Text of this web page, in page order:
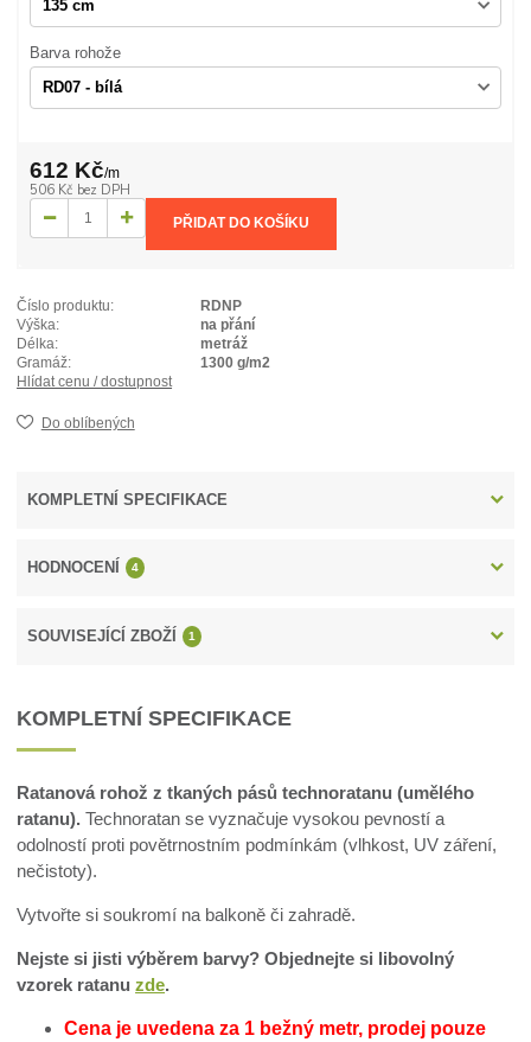
Barva rohože
612 Kč/m
506 Kč bez DPH
PŘIDAT DO KOŠÍKU
Číslo produktu:
RDNP
Výška:
na přání
Délka:
metráž
Gramáž:
1300 g/m2
Hlídat cenu / dostupnost
Do oblíbených
KOMPLETNÍ SPECIFIKACE
HODNOCENÍ 4
SOUVISEJÍCÍ ZBOŽÍ 1
KOMPLETNÍ SPECIFIKACE
Ratanová rohož z tkaných pásů technoratanu (umělého
ratanu). Technoratan se vyznačuje vysokou pevností a
odolností proti povětrnostním podmínkám (vlhkost, UV záření,
nečistoty).
Vytvořte si soukromí na balkoně či zahradě.
Nejste si jisti výběrem barvy? Objednejte si libovolný
vzorek ratanuzde.
Cena je uvedena za 1 bežný metr, prodej pouze